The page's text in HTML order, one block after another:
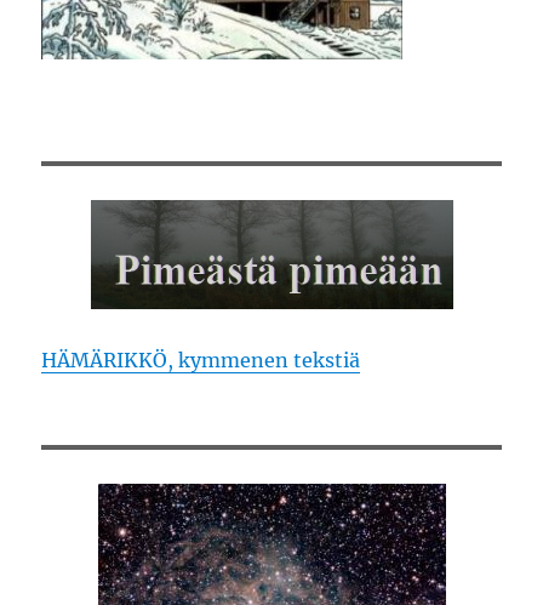
HÄMÄRIKKÖ, kymmenen tekstiä